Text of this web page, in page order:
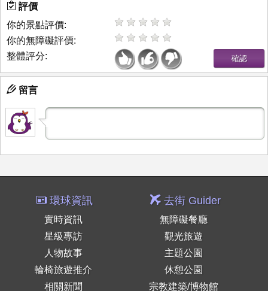
評價
你的景點評價:
你的無障礙評價:
整體評分:
留言
環球資訊
實時資訊
星級專訪
人物故事
輪椅旅遊推介
相關新聞
去街 Guider
無障礙餐廳
觀光旅遊
主題公園
休憩公園
宗教建築/博物館